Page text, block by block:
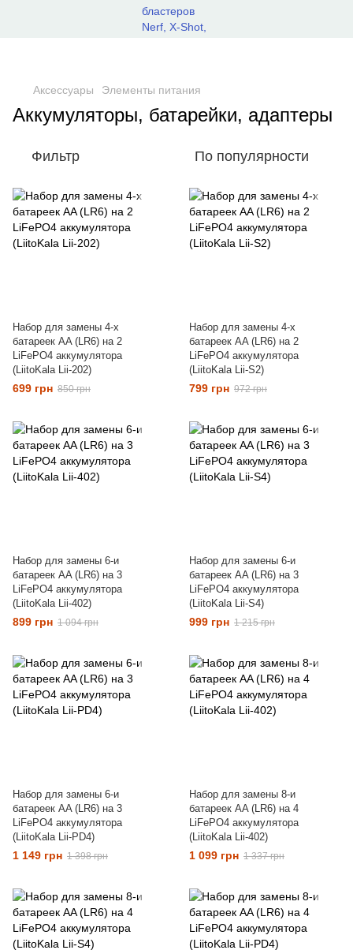
Аксессуары Элементы питания
Аккумуляторы, батарейки, адаптеры
Фильтр По популярности
Набор для замены 4-x
батареек AA (LR6) на 2
LiFePO4 аккумулятора
(LiitoKala Lii-202)
699 грн 850 грн
Набор для замены 4-x
батареек AA (LR6) на 2
LiFePO4 аккумулятора
(LiitoKala Lii-S2)
799 грн 972 грн
Набор для замены 6-и
батареек AA (LR6) на 3
LiFePO4 аккумулятора
(LiitoKala Lii-402)
899 грн 1 094 грн
Набор для замены 6-и
батареек AA (LR6) на 3
LiFePO4 аккумулятора
(LiitoKala Lii-S4)
999 грн 1 215 грн
Набор для замены 6-и
батареек AA (LR6) на 3
LiFePO4 аккумулятора
(LiitoKala Lii-PD4)
1 149 грн 1 398 грн
Набор для замены 8-и
батареек AA (LR6) на 4
LiFePO4 аккумулятора
(LiitoKala Lii-402)
1 099 грн 1 337 грн